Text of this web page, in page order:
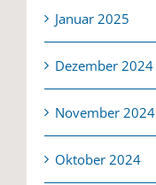
Januar 2025
Dezember 2024
November 2024
Oktober 2024